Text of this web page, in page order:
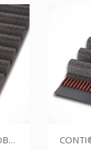
CONTI® SYNCHROBELT 88XL031